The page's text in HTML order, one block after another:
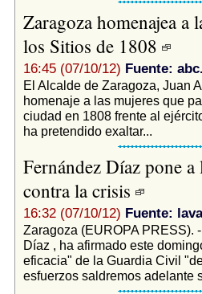
Zaragoza homenajea a
los Sitios de 1808
16:45 (07/10/12) Fuente:
El Alcalde de Zaragoza, Juan
homenaje a las mujeres que
ciudad en 1808 frente al
ha pretendido exaltar...
Fernández Díaz pone
contra la crisis
16:32 (07/10/12) Fuente:
Zaragoza (EUROPA PRESS).
Díaz , ha afirmado este
eficacia" de la Guardia Civil
esfuerzos saldremos adelante